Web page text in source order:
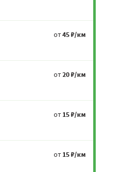
от45 ₽/км
от20 ₽/км
от 15 ₽/км
от 15 ₽/км